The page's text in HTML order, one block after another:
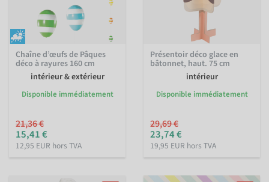
Chaîne d’œufs de Pâques
déco à rayures 160 cm
intérieur & extérieur
Disponible immédiatement
21,36 €
15,41 €
12,95 EUR hors TVA
Présentoir déco glace en
bâtonnet, haut. 75 cm
intérieur
Disponible immédiatement
29,69 €
23,74 €
19,95 EUR hors TVA